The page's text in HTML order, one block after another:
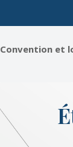
Convention et